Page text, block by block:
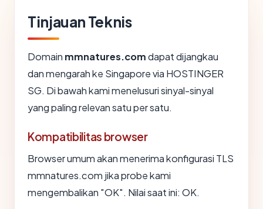
Tinjauan Teknis
Domain mmnatures.comdapat dijangkau
dan mengarah ke Singapore via HOSTINGER
SG. Di bawah kami menelusuri sinyal-sinyal
yang paling relevan satu per satu.
Kompatibilitas browser
Browser umum akan menerima konfigurasi TLS
mmnatures.com jika probe kami
mengembalikan "OK". Nilai saat ini: OK.